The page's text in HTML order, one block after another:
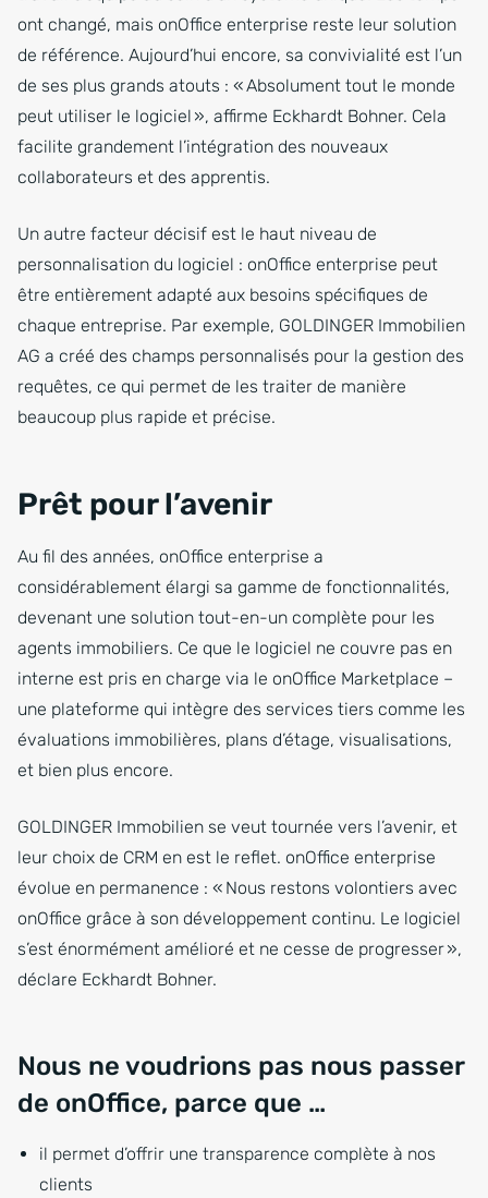
ont changé, mais onOffice enterprise reste leur solution
de référence. Aujourd’hui encore, sa convivialité est l’un
de ses plus grands atouts : « Absolument tout le monde
peut utiliser le logiciel », affirme Eckhardt Bohner. Cela
facilite grandement l’intégration des nouveaux
collaborateurs et des apprentis.
Un autre facteur décisif est le haut niveau de
personnalisation du logiciel : onOffice enterprise peut
être entièrement adapté aux besoins spécifiques de
chaque entreprise. Par exemple, GOLDINGER Immobilien
AG a créé des champs personnalisés pour la gestion des
requêtes, ce qui permet de les traiter de manière
beaucoup plus rapide et précise.
Prêt pour l’avenir
Au fil des années, onOffice enterprise a
considérablement élargi sa gamme de fonctionnalités,
devenant une solution tout-en-un complète pour les
agents immobiliers. Ce que le logiciel ne couvre pas en
interne est pris en charge via le onOffice Marketplace –
une plateforme qui intègre des services tiers comme les
évaluations immobilières, plans d’étage, visualisations,
et bien plus encore.
GOLDINGER Immobilien se veut tournée vers l’avenir, et
leur choix de CRM en est le reflet. onOffice enterprise
évolue en permanence : « Nous restons volontiers avec
onOffice grâce à son développement continu. Le logiciel
s’est énormément amélioré et ne cesse de progresser »,
déclare Eckhardt Bohner.
Nous ne voudrions pas nous passer
de onOffice, parce que …
il permet d’offrir une transparence complète à nos
clients